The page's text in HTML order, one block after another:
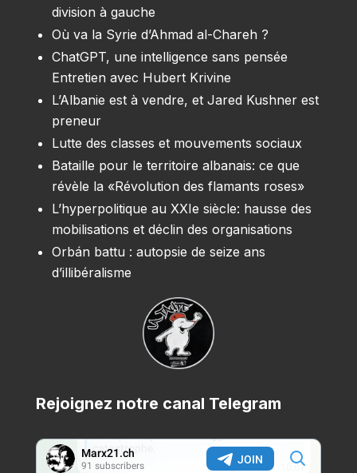
division à gauche
Où va la Syrie d’Ahmad al-Chareh ?
ChatGPT, une intelligence sans pensée
Entretien avec Hubert Krivine
L’Albanie est à vendre, et Jared Kushner est
preneur
Lutte des classes et mouvements sociaux
Bataille pour le territoire albanais: ce que
révèle la «Révolution des flamants roses»
L’hyperpolitique au XXIe siècle: hausse des
mobilisations et déclin des organisations
Orbán battu : autopsie de seize ans
d’illibéralisme
Rejoignez notre canal Telegram